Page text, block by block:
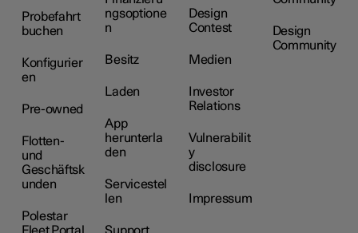
Probefahrt
buchen
Konfigurier
en
Pre-owned
Flotten-
und
Geschäftsk
unden
Polestar
Fleet Portal
ngsoptione
n
Besitz
Laden
App
herunterla
den
Servicestel
len
Support
Design
Contest
Medien
Investor
Relations
Vulnerabilit
y
disclosure
Impressum
Design
Community